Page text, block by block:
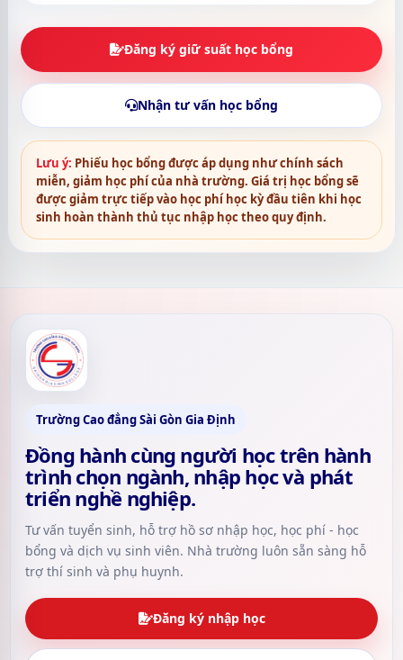
Đăng ký giữ suất học bổng
Nhận tư vấn học bổng
Lưu ý: Phiếu học bổng được áp dụng như chính sách
miễn, giảm học phí của nhà trường. Giá trị học bổng sẽ
được giảm trực tiếp vào học phí học kỳ đầu tiên khi học
sinh hoàn thành thủ tục nhập học theo quy định.
Trường Cao đẳng Sài Gòn Gia Định
Đồng hành cùng người học trên hành
trình chọn ngành, nhập học và phát
triển nghề nghiệp.
Tư vấn tuyển sinh, hỗ trợ hồ sơ nhập học, học phí - học
bổng và dịch vụ sinh viên. Nhà trường luôn sẵn sàng hỗ
trợ thí sinh và phụ huynh.
Đăng ký nhập học